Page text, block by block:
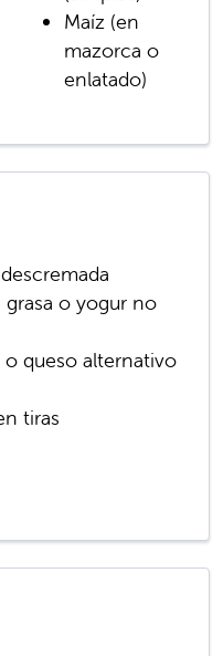
Maíz (en
mazorca o
enlatado)
o yogur no
o queso alternativo
tiras